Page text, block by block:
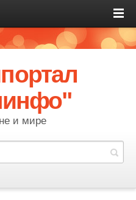
и мире